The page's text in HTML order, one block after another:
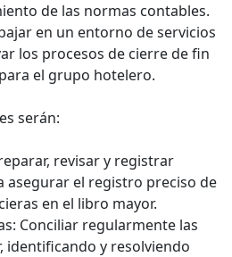
de las normas contables.
en un entorno de servicios
los procesos de cierre de fin
el grupo hotelero.
serán:
revisar y registrar
asegurar el registro preciso de
en el libro mayor.
Conciliar regularmente las
identificando y resolviendo